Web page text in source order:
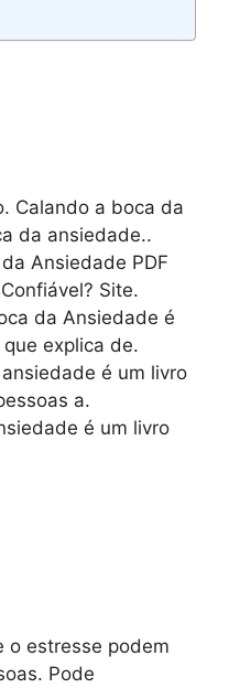
Calando a boca da
da ansiedade..
Ansiedade PDF
Site.
da Ansiedade é
explica de.
é um livro
a.
é um livro
o estresse podem
Pode